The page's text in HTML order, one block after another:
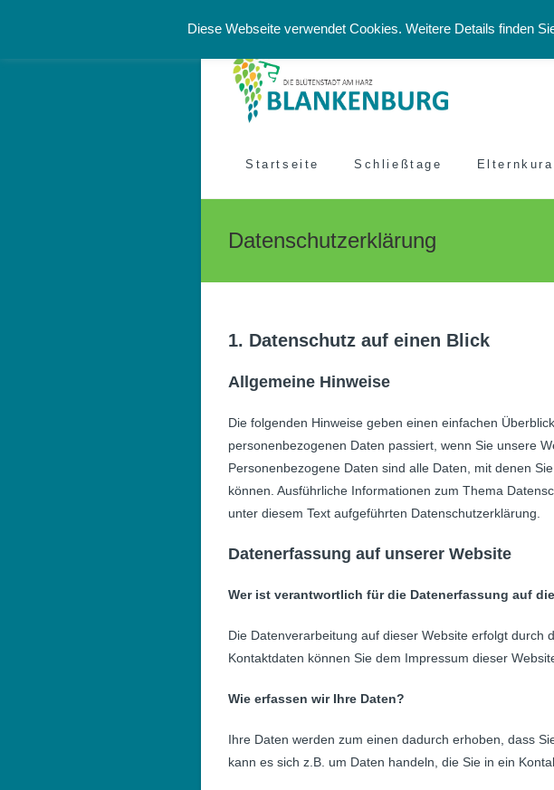
Datenschutzerklärung Impressum
Startseite Schließtage
Datenschutzerklärung
1. Datenschutz auf einen Blick
Allgemeine Hinweise
Die folgenden Hinweise geben einen einfachen
personenbezogenen Daten passiert, wenn Sie unsere
Personenbezogene Daten sind alle Daten, mit denen
können. Ausführliche Informationen zum Thema
unter diesem Text aufgeführten Datenschutzerklärung.
Datenerfassung auf unserer Website
Wer ist verantwortlich für die Datenerfassung auf
Die Datenverarbeitung auf dieser Website erfolgt durch
Kontaktdaten können Sie dem Impressum dieser
Wie erfassen wir Ihre Daten?
Ihre Daten werden zum einen dadurch erhoben, dass
kann es sich z.B. um Daten handeln, die Sie in ein
Diese Webseite verwendet Cookies. Weitere Details finden